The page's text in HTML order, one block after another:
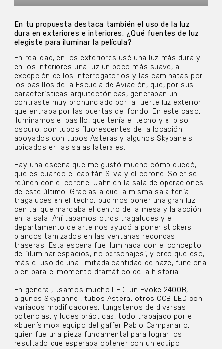
En tu propuesta destaca también el uso de la luz
dura en exteriores e interiores. ¿Qué fuentes de luz
elegiste para iluminar la película?
En realidad, en los exteriores usé una luz más dura y
en los interiores una luz un poco más suave, a
excepción de los interrogatorios y las caminatas por
los pasillos de la Escuela de Aviación, que, por sus
características arquitectónicas, generaban un
contraste muy pronunciado por la fuerte luz exterior
que entraba por las puertas del fondo. En este caso,
iluminamos el pasillo, que tenía el techo y el piso
oscuro, con tubos fluorescentes de la locación
apoyados con tubos Asteras y algunos Skypanels
ubicados en las salas laterales.
Hay una escena que me gustó mucho cómo quedó,
que es cuando el capitán Silva y el coronel Soler se
reúnen con el coronel Jahn en la sala de operaciones
de este último. Gracias a que la misma sala tenía
tragaluces en el techo, pudimos poner una gran luz
cenital que marcaba el centro de la mesa y la acción
en la sala. Ahí tapamos otros tragaluces y el
departamento de arte nos ayudó a poner stickers
blancos tamizados en las ventanas redondas
traseras. Esta escena fue iluminada con el concepto
de “iluminar espacios, no personajes”, y creo que eso,
más el uso de una limitada cantidad de haze, funciona
bien para el momento dramático de la historia.
En general, usamos mucho LED: un Evoke 2400B,
algunos Skypannel, tubos Astera, otros COB LED con
variados modificadores, tungstenos de diversas
potencias, y luces prácticas, todo trabajado por el
«buenísimo» equipo del gaffer Pablo Campanario,
quien fue una pieza fundamental para lograr los
resultado que esperaba obtener con un equipo